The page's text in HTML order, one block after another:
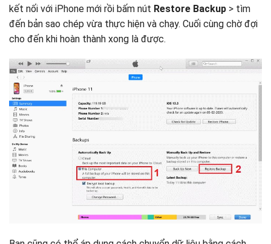
kết nối với iPhone mới rồi bấm nút Restore Backup > tìm
đến bản sao chép vừa thực hiện và chạy. Cuối cùng chờ đợi
cho đến khi hoàn thành xong là được.